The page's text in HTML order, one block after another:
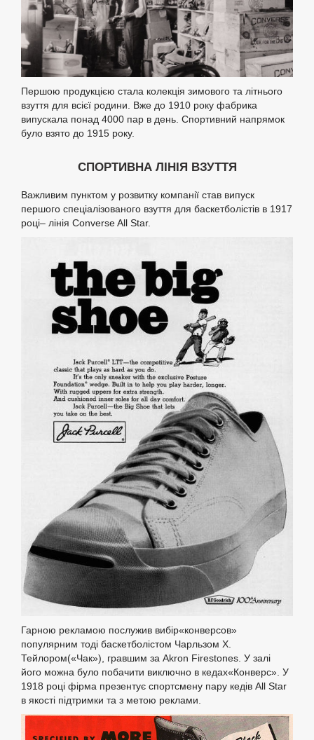
Першою продукцією стала колекція зимового та літнього
взуття для всієї родини. Вже до 1910 року фабрика
випускала понад 4000 пар в день. Спортивний напрямок
було взято до 1915 року.
СПОРТИВНА ЛІНІЯ ВЗУТТЯ
Важливим пунктом у розвитку компанії став випуск
першого спеціалізованого взуття для баскетболістів в 1917
році– лінія Converse All Star.
Гарною рекламою послужив вибір«конверсов»
популярним тоді баскетболістом Чарльзом Х.
Тейлором(«Чак»), гравшим за Akron Firestones. У залі
його можна було побачити виключно в кедах«Конверс». У
1918 році фірма презентує спортсмену пару кедів All Star
в якості підтримки та з метою реклами.